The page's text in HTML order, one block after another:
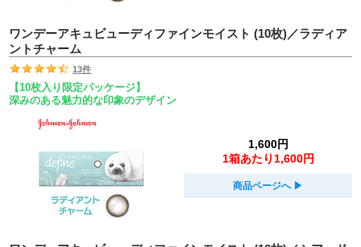
ワンデーアキュビューディファインモイスト (10枚)／ラディア
ントチャーム
13件
【10枚入り限定パッケージ】
深みのある魅力的な印象のデザイン
1,600円
1箱あたり1,600円
商品ページへ ▶︎